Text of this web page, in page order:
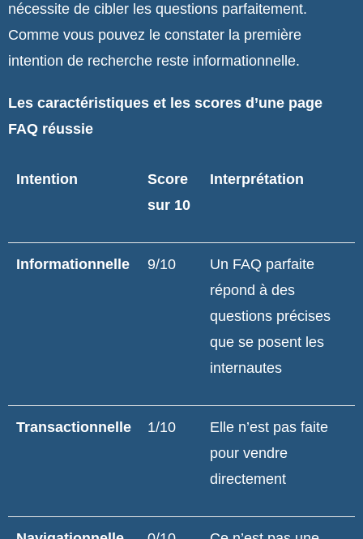
nécessite de cibler les questions parfaitement.
Comme vous pouvez le constater la première
intention de recherche reste informationnelle.
Les caractéristiques et les scores d’une page
FAQ réussie
Intention
Score
sur 10
Interprétation
Informationnelle 9/10
Un FAQ parfaite
répond à des
questions précises
que se posent les
internautes
Transactionnelle 1/10
Elle n’est pas faite
pour vendre
directement